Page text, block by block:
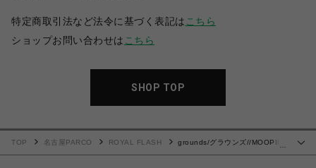
特定商取引法など法令に基づく表記は こちら
ショップお問い合わせは こちら
SHOP TOP
…
TOP 名古屋PARCO ROYAL FLASH
grounds/グラウンズ//MOOPIE